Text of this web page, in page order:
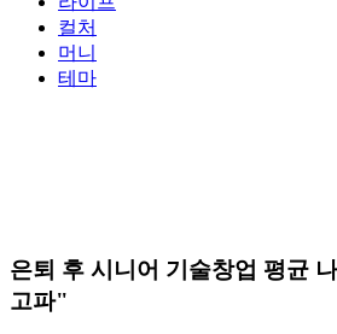
컬처
머니
테마
은퇴 후 시니어 기술창업 평균
고파"